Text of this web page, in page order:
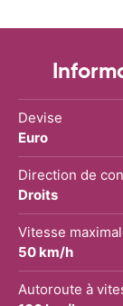
Devise
Euro
Direction de
Droits
Vitesse
50 km/h
Autoroute à